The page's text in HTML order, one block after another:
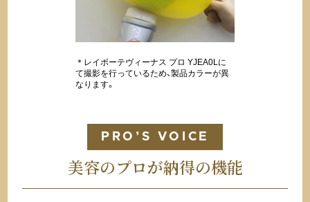
＊レイボーテヴィーナス プロ YJEA0Lに
て撮影を行っているため、製品カラーが異
なります。
PRO’S VOICE
美容のプロが納得の機能